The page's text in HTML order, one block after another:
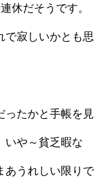
休だそうです。
で寂しいかとも思
たかと手帳を見
いや～貧乏暇な
あうれしい限りで